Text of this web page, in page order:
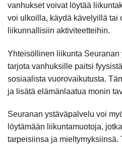
vanhukset voivat löytää
voi ulkoilla, käydä kävelyillä tai
liikunnallisiin aktiviteetteihin.
Yhteisöllinen liikunta Seuranan
tarjota vanhuksille paitsi
sosiaalista vuorovaikutusta.
ja lisätä elämänlaatua monin
Seuranan ystäväpalvelu voi
löytämään liikuntamuotoja,
tarpeisiinsa ja mieltymyksiinsä.